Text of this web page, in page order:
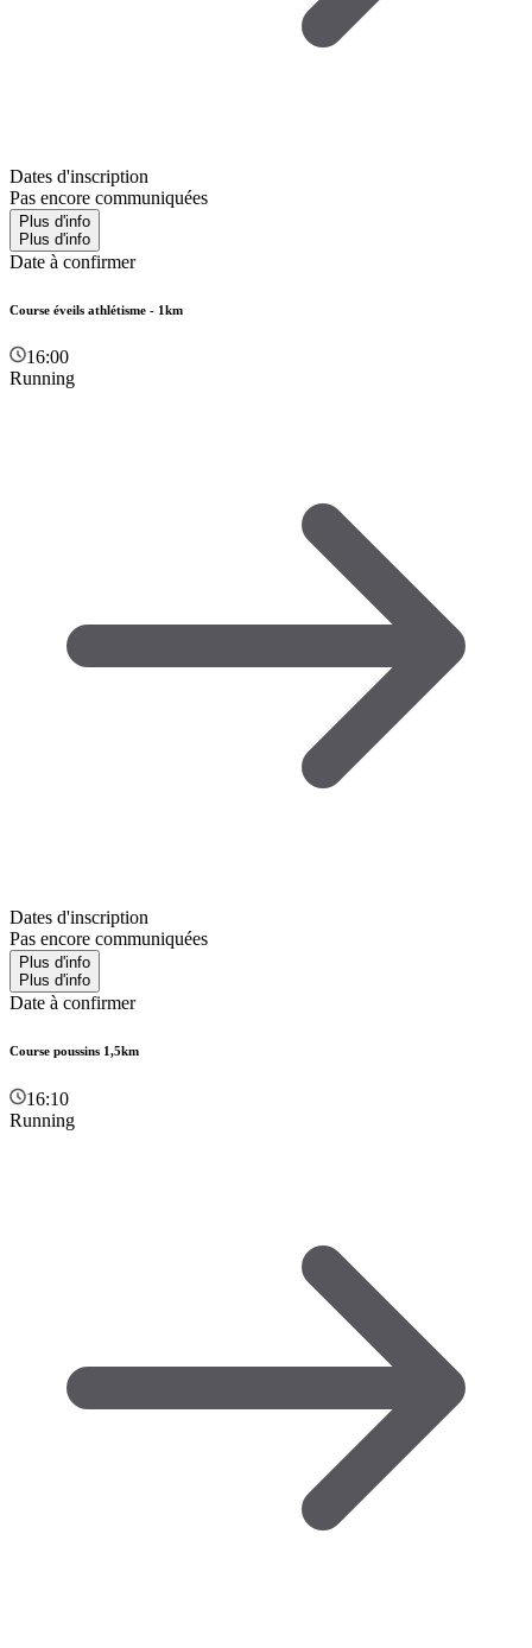
Dates d'inscription
Pas encore communiquées
Plus d'info
Plus d'info
Date à confirmer
Course éveils athlétisme - 1km
16:00
Running
Dates d'inscription
Pas encore communiquées
Plus d'info
Plus d'info
Date à confirmer
Course poussins 1,5km
16:10
Running